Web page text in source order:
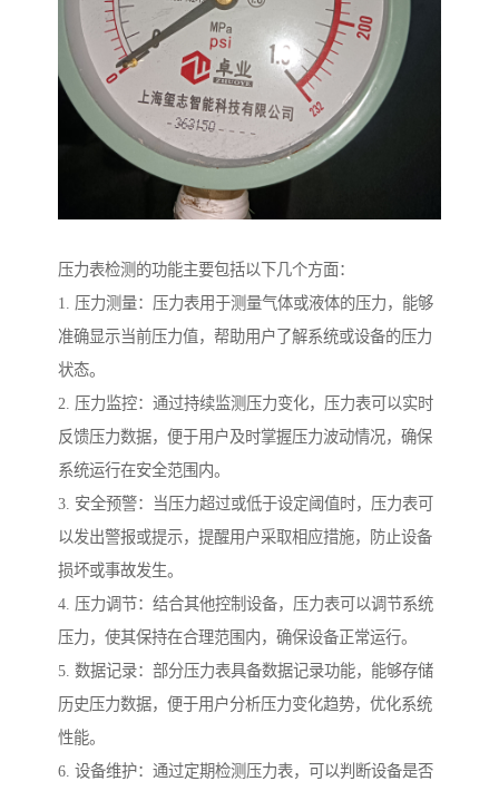
压力表检测的功能主要包括以下几个方面：
1. 压力测量：压力表用于测量气体或液体的压力，能够
准确显示当前压力值，帮助用户了解系统或设备的压力
状态。
2. 压力监控：通过持续监测压力变化，压力表可以实时
反馈压力数据，便于用户及时掌握压力波动情况，确保
系统运行在安全范围内。
3. 安全预警：当压力超过或低于设定阈值时，压力表可
以发出警报或提示，提醒用户采取相应措施，防止设备
损坏或事故发生。
4. 压力调节：结合其他控制设备，压力表可以调节系统
压力，使其保持在合理范围内，确保设备正常运行。
5. 数据记录：部分压力表具备数据记录功能，能够存储
历史压力数据，便于用户分析压力变化趋势，优化系统
性能。
6. 设备维护：通过定期检测压力表，可以判断设备是否